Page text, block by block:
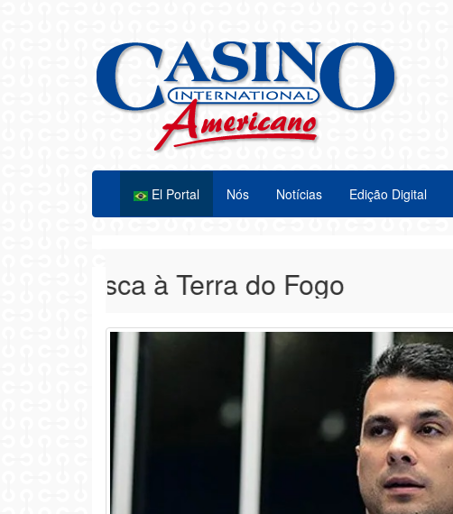
El Portal Nós Notícias Edição Digital
à Terra do Fogo